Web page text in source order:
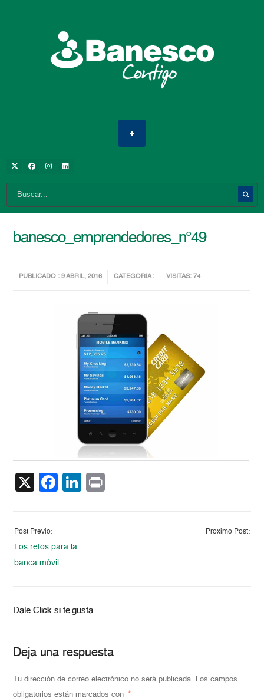
banesco_emprendedores_n°49
PUBLICADO : 9 ABRIL, 2016 CATEGORIA : VISITAS: 74
X Facebook
LinkedIn
Post Previo:
Los retos para la
banca móvil
Proximo Post:
Dale Click si te gusta
Deja una respuesta
Tu dirección de correo electrónico no será publicada. Los campos
obligatorios están marcados con *